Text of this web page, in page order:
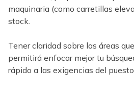
maquinaria (como carretillas
stock.
Tener claridad sobre las áreas
permitirá enfocar mejor tu
rápido a las exigencias del